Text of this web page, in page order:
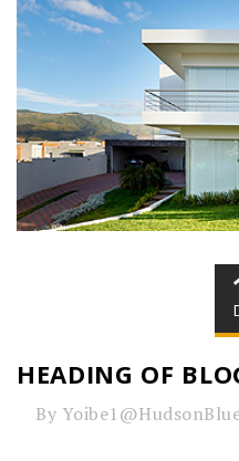
HEADING OF
By